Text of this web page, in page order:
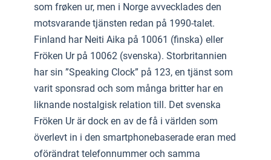
som frøken ur, men i Norge avvecklades den
motsvarande tjänsten redan på 1990-talet.
Finland har Neiti Aika på 10061 (finska) eller
Fröken Ur på 10062 (svenska). Storbritannien
har sin ”Speaking Clock” på 123, en tjänst som
varit sponsrad och som många britter har en
liknande nostalgisk relation till. Det svenska
Fröken Ur är dock en av de få i världen som
överlevt in i den smartphonebaserade eran med
oförändrat telefonnummer och samma